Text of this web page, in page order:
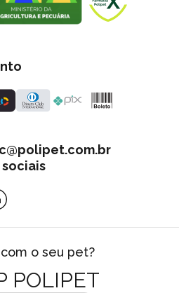
sociais
o seu pet?
POLIPET